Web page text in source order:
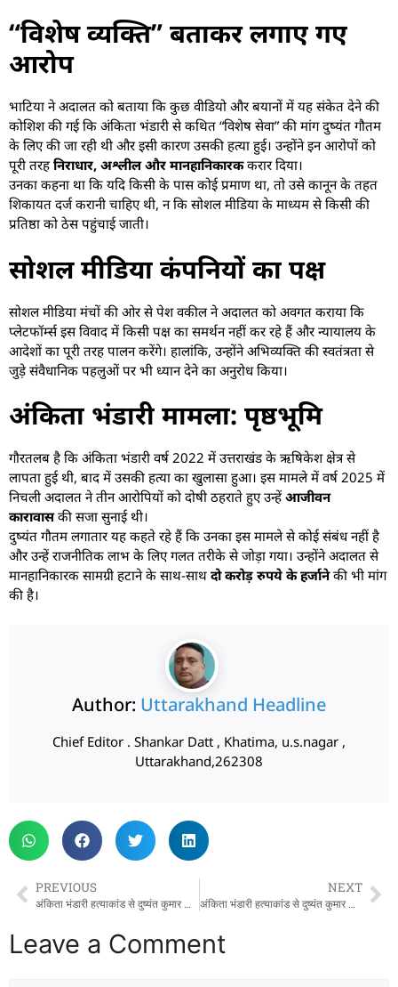
“विशेष व्यक्ति” बताकर लगाए गए
आरोप
भाटिया ने अदालत को बताया कि कुछ वीडियो और बयानों में यह संकेत देने की
कोशिश की गई कि अंकिता भंडारी से कथित “विशेष सेवा” की मांग दुष्यंत गौतम
के लिए की जा रही थी और इसी कारण उसकी हत्या हुई। उन्होंने इन आरोपों को
पूरी तरहनिराधार, अश्लील और मानहानिकारककरार दिया।
उनका कहना था कि यदि किसी के पास कोई प्रमाण था, तो उसे कानून के तहत
शिकायत दर्ज करानी चाहिए थी, न कि सोशल मीडिया के माध्यम से किसी की
प्रतिष्ठा को ठेस पहुंचाई जाती।
सोशल मीडिया कंपनियों का पक्ष
सोशल मीडिया मंचों की ओर से पेश वकील ने अदालत को अवगत कराया कि
प्लेटफॉर्म्स इस विवाद में किसी पक्ष का समर्थन नहीं कर रहे हैं और न्यायालय के
आदेशों का पूरी तरह पालन करेंगे। हालांकि, उन्होंने अभिव्यक्ति की स्वतंत्रता से
जुड़े संवैधानिक पहलुओं पर भी ध्यान देने का अनुरोध किया।
अंकिता भंडारी मामला: पृष्ठभूमि
गौरतलब है कि अंकिता भंडारी वर्ष 2022 में उत्तराखंड के ऋषिकेश क्षेत्र से
लापता हुई थी, बाद में उसकी हत्या का खुलासा हुआ। इस मामले में वर्ष 2025 में
निचली अदालत ने तीन आरोपियों को दोषी ठहराते हुए उन्हेंआजीवन
कारावासकी सजा सुनाई थी।
दुष्यंत गौतम लगातार यह कहते रहे हैं कि उनका इस मामले से कोई संबंध नहीं है
और उन्हें राजनीतिक लाभ के लिए गलत तरीके से जोड़ा गया। उन्होंने अदालत से
मानहानिकारक सामग्री हटाने के साथ-साथ दो करोड़ रुपये के हर्जानेकी भी मांग
की है।
Author: Uttarakhand Headline
Chief Editor . Shankar Datt , Khatima, u.s.nagar ,
Uttarakhand,262308
PREVIOUS
अंकिता भंडारी हत्याकांड से दुष्यंत कुमार का नाम जोड़ने पर दिल्ली हाईकोर्ट सख्त, 24 घंटे में सोशल मीडिया कंटेंट हटाने के निर्देश
NEXT
अंकिता भंडारी हत्याकांड से दुष्यंत कुमार का नाम जोड़ने पर दिल्ली हाईकोर्ट सख्त, 24 घंटे में सोशल मीडिया कंटेंट हटाने के निर्देश
Leave a Comment